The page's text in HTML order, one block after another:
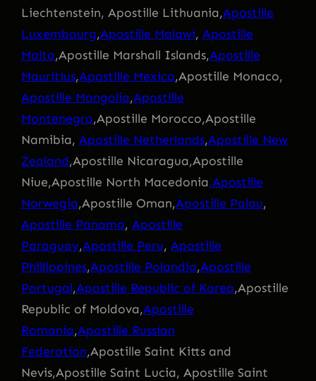
Liechtenstein, Apostille Lithuania,Apostille
Luxembourg,Apostille Malawi, Apostille
Malta,Apostille Marshall Islands,Apostille
Mauritius,Apostille Mexico,Apostille Monaco,
Apostille Mongolia,Apostille
Montenegro,Apostille Morocco,Apostille
Namibia, Apostille Netherlands,Apostille New
Zealand,Apostille Nicaragua,Apostille
Niue,Apostille North Macedonia,Apostille
Norwegia,Apostille Oman,Apostille Palau,
Apostille Panama, Apostille
Paraguay,Apostille Peru, Apostille
Phillippines,Apostille Polandia,Apostille
Portugal,Apostille Republic of Korea,Apostille
Republic of Moldova,Apostille
Romania,Apostille Russian
Federation,Apostille Saint Kitts and
Nevis,Apostille Saint Lucia, Apostille Saint